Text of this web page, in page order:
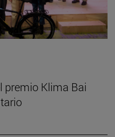
premio Klima Bai